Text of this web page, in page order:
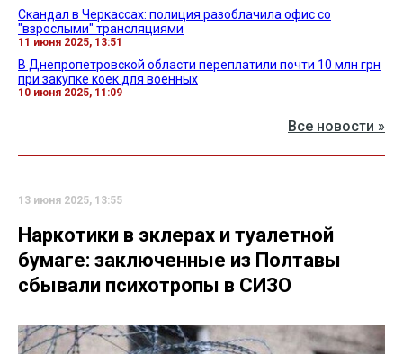
Скандал в Черкассах: полиция разоблачила офис со
"взрослыми" трансляциями
11 июня 2025, 13:51
В Днепропетровской области переплатили почти 10 млн грн
при закупке коек для военных
10 июня 2025, 11:09
Все новости »
13 июня 2025, 13:55
Наркотики в эклерах и туалетной
бумаге: заключенные из Полтавы
сбывали психотропы в СИЗО